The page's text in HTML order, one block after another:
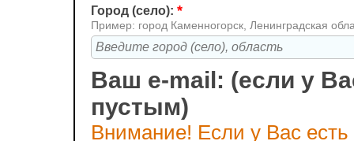
Город (село): *
Пример: город Каменногорск, Ленинградская
Ваш e-mail: (если у
пустым)
Внимание! Если у Вас